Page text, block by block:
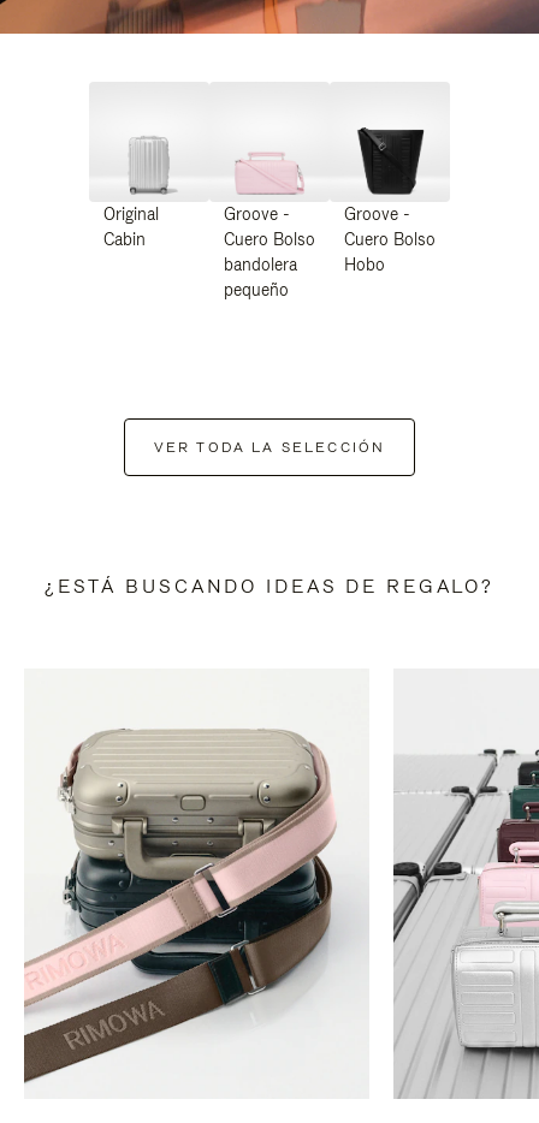
Original
Cabin
Groove -
Cuero Bolso
bandolera
pequeño
Groove -
Cuero Bolso
Hobo
VER TODA LA SELECCIÓN
¿ESTÁ BUSCANDO IDEAS DE REGALO?